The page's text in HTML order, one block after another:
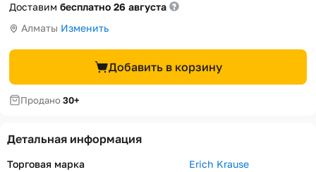
Доставим бесплатно 26 августа
Алматы Изменить
Добавить в корзину
Продано30+
Детальная информация
Торговая марка
Erich Krause